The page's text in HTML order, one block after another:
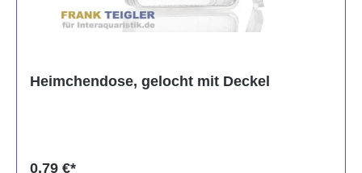
Heimchendose, gelocht mit Deckel
0,79 €*